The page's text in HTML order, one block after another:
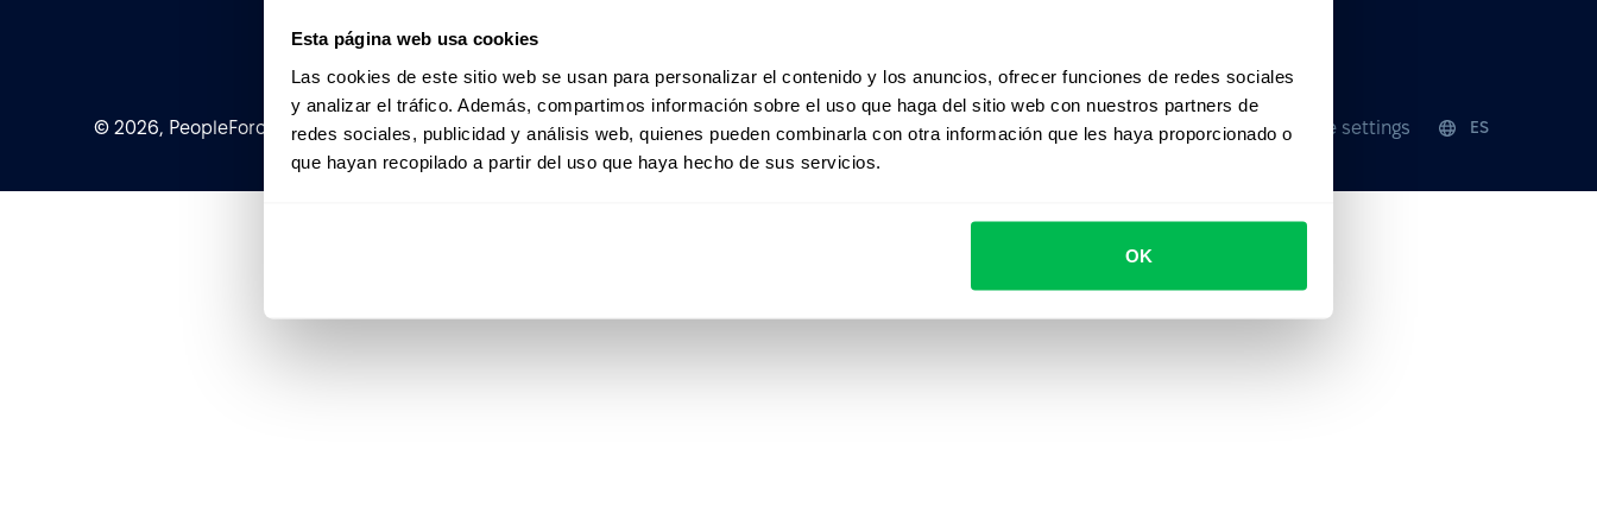
Esta página web usa cookies
Las cookies de este sitio web se usan para personalizar el contenido y los anuncios, ofrecer funciones de redes sociales
y analizar el tráfico. Además, compartimos información sobre el uso que haga del sitio web con nuestros partners de
redes sociales, publicidad y análisis web, quienes pueden combinarla con otra información que les haya proporcionado o
que hayan recopilado a partir del uso que haya hecho de sus servicios.
OK
© 2026, PeopleForce Ltd. All rights reserved Seguridad Cookie settings ES